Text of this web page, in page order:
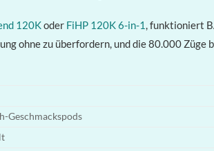
120Koder FiHP 120K 6-in-1, funktioniert
ohne zu überfordern, und die 80.000
Geschmackspods